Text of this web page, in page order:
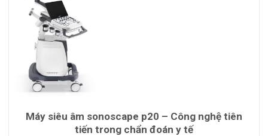
Máy siêu âm sonoscape p20 – Công nghệ tiên
tiến trong chẩn đoán y tế